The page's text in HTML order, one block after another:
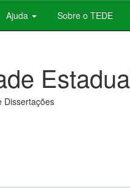
Ajuda Sobre o TEDE
Dissertações